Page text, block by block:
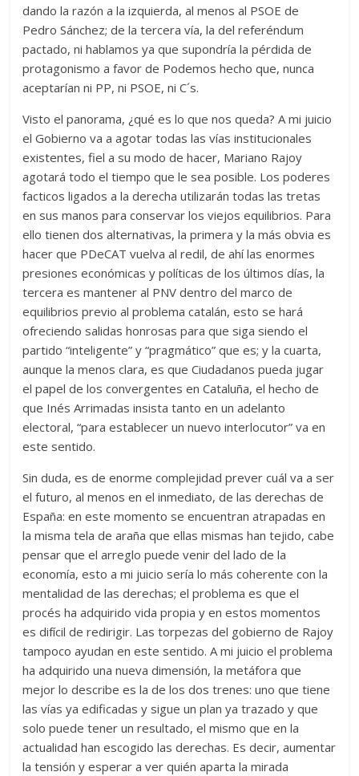
dando la razón a la izquierda, al menos al PSOE de
Pedro Sánchez; de la tercera vía, la del referéndum
pactado, ni hablamos ya que supondría la pérdida de
protagonismo a favor de Podemos hecho que, nunca
aceptarían ni PP, ni PSOE, ni C´s.
Visto el panorama, ¿qué es lo que nos queda? A mi juicio
el Gobierno va a agotar todas las vías institucionales
existentes, fiel a su modo de hacer, Mariano Rajoy
agotará todo el tiempo que le sea posible. Los poderes
facticos ligados a la derecha utilizarán todas las tretas
en sus manos para conservar los viejos equilibrios. Para
ello tienen dos alternativas, la primera y la más obvia es
hacer que PDeCAT vuelva al redil, de ahí las enormes
presiones económicas y políticas de los últimos días, la
tercera es mantener al PNV dentro del marco de
equilibrios previo al problema catalán, esto se hará
ofreciendo salidas honrosas para que siga siendo el
partido “inteligente” y “pragmático” que es; y la cuarta,
aunque la menos clara, es que Ciudadanos pueda jugar
el papel de los convergentes en Cataluña, el hecho de
que Inés Arrimadas insista tanto en un adelanto
electoral, “para establecer un nuevo interlocutor” va en
este sentido.
Sin duda, es de enorme complejidad prever cuál va a ser
el futuro, al menos en el inmediato, de las derechas de
España: en este momento se encuentran atrapadas en
la misma tela de araña que ellas mismas han tejido, cabe
pensar que el arreglo puede venir del lado de la
economía, esto a mi juicio sería lo más coherente con la
mentalidad de las derechas; el problema es que el
procés ha adquirido vida propia y en estos momentos
es difícil de redirigir. Las torpezas del gobierno de Rajoy
tampoco ayudan en este sentido. A mi juicio el problema
ha adquirido una nueva dimensión, la metáfora que
mejor lo describe es la de los dos trenes: uno que tiene
las vías ya edificadas y sigue un plan ya trazado y que
solo puede tener un resultado, el mismo que en la
actualidad han escogido las derechas. Es decir, aumentar
la tensión y esperar a ver quién aparta la mirada